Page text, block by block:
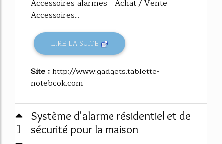
Accessoires alarmes - Achat / Vente
Accessoires...
LIRE LA SUITE
Site :http://www.gadgets.tablette-
notebook.com
1
Système d'alarme résidentiel et de
sécurité pour la maison